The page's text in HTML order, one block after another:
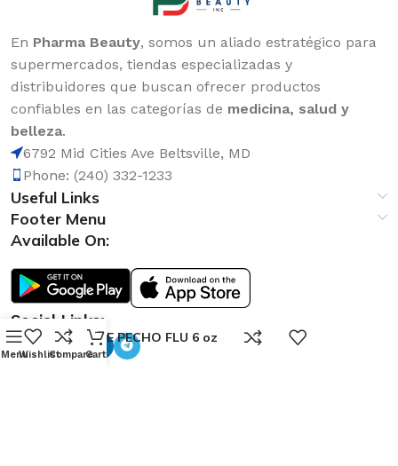
En Pharma Beauty, somos un aliado estratégico para
supermercados, tiendas especializadas y
distribuidores que buscan ofrecer productos
confiables en las categorías de medicina, salud y
belleza.
6792 Mid Cities Ave Beltsville, MD
Phone: (240) 332-1233
Useful Links
Footer Menu
Available On:
Social Links:
ROMPE PECHO FLU 6 oz
MenuWishlistCompare
0
Cart